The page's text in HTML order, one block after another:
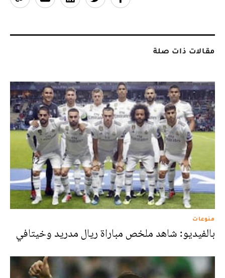
مقالات ذات صلة
منوعات
بالفيديو: شاهد ملخص مباراة ريال مدريد وخيتافي